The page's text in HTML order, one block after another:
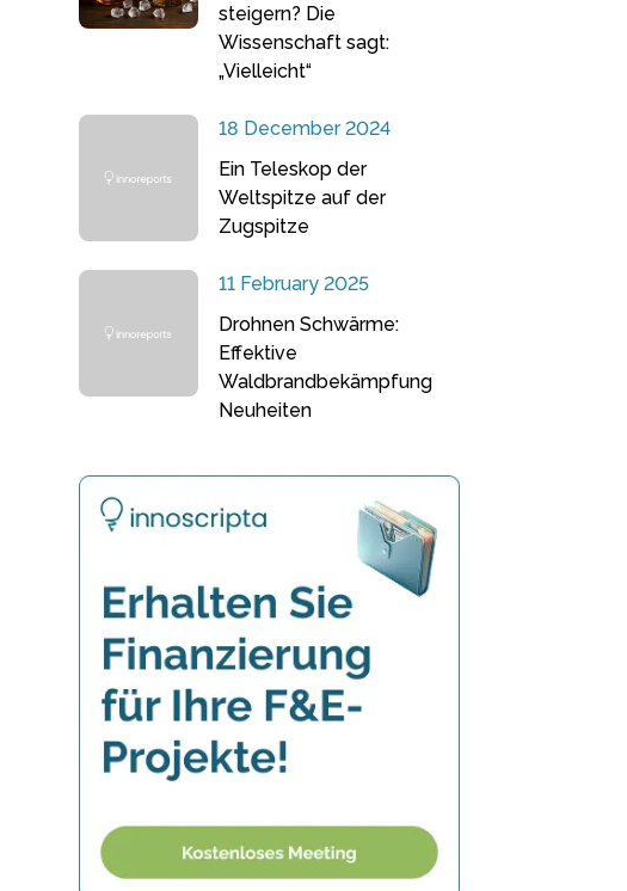
steigern? Die
Wissenschaft sagt:
„Vielleicht“
18 December 2024
Ein Teleskop der
Weltspitze auf der
Zugspitze
11 February 2025
Drohnen Schwärme:
Effektive
Waldbrandbekämpfung
Neuheiten